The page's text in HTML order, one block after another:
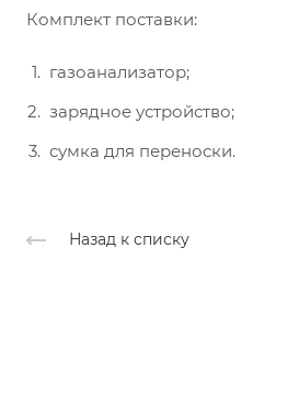
Комплект поставки:
газоанализатор;
зарядное устройство;
сумка для переноски.
Назад к списку